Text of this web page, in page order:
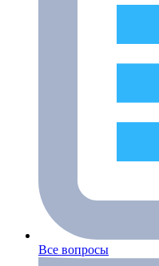
Все вопросы